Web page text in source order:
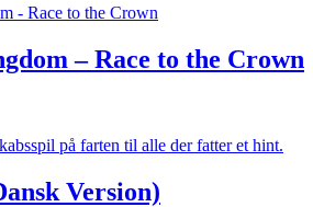
– Race to the Crown
Version)